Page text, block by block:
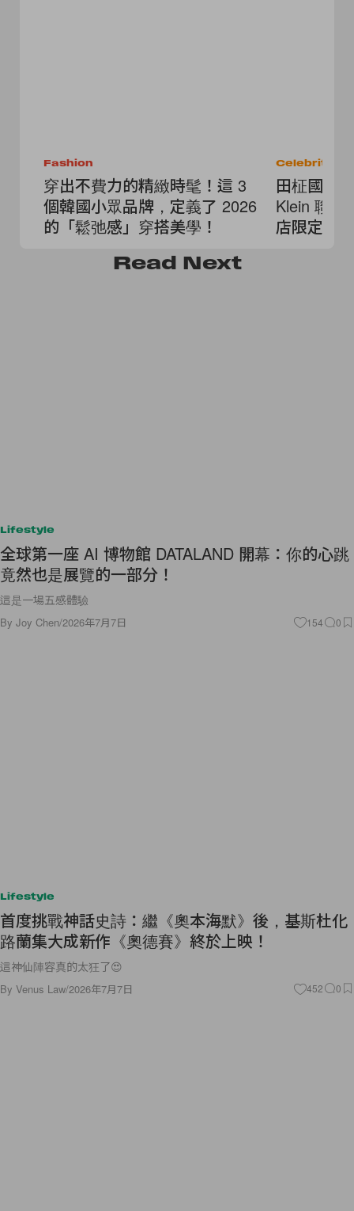
Fashion
穿出不費力的精緻時髦！這 3
個韓國小眾品牌，定義了 2026
的「鬆弛感」穿搭美學！
Celebrities
田柾國快
Klein 聯名
店限定開
Read Next
Lifestyle
全球第一座 AI 博物館 DATALAND 開幕：你的心跳
竟然也是展覽的一部分！
這是一場五感體驗
By Joy Chen/2026年7月7日 154 0
Lifestyle
首度挑戰神話史詩：繼《奧本海默》後，基斯杜化
路蘭集大成新作《奧德賽》終於上映！
這神仙陣容真的太狂了😍
By Venus Law/2026年7月7日 452 0